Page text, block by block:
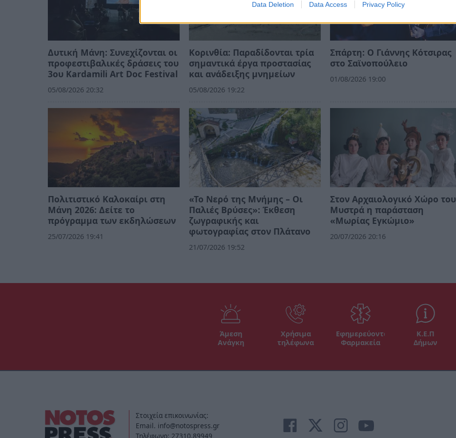
Data Deletion Data Access Privacy Policy
Δυτική Μάνη: Συνεχίζονται οι
προφεστιβαλικές δράσεις του
3ου Kardamili Art Doc Festival
05/08/2026 20:32
Κορινθία: Παραδίδονται τρία
σημαντικά έργα προστασίας
και ανάδειξης μνημείων
05/08/2026 19:22
Σπάρτη: Ο Γιάννης Κότσιρας
στο Σαϊνοπούλειο
01/08/2026 19:00
Πολιτιστικό Καλοκαίρι στη
Μάνη 2026: Δείτε το
πρόγραμμα των εκδηλώσεων
25/07/2026 19:41
«Το Νερό της Μνήμης – Οι
Παλιές Βρύσες»: Έκθεση
ζωγραφικής και
φωτογραφίας στον Πλάτανο
21/07/2026 19:52
Στον Αρχαιολογικό Χώρο του
Μυστρά η παράσταση
«Μωρίας Εγκώμιο»
20/07/2026 20:16
Άμεση
Ανάγκη
Χρήσιμα
τηλέφωνα
Εφημερεύοντα
Φαρμακεία
Κ.Ε.Π
Δήμων
Στοιχεία επικοινωνίας:
Email. info@notospress.gr
Τηλέφωνο: 27310.89949